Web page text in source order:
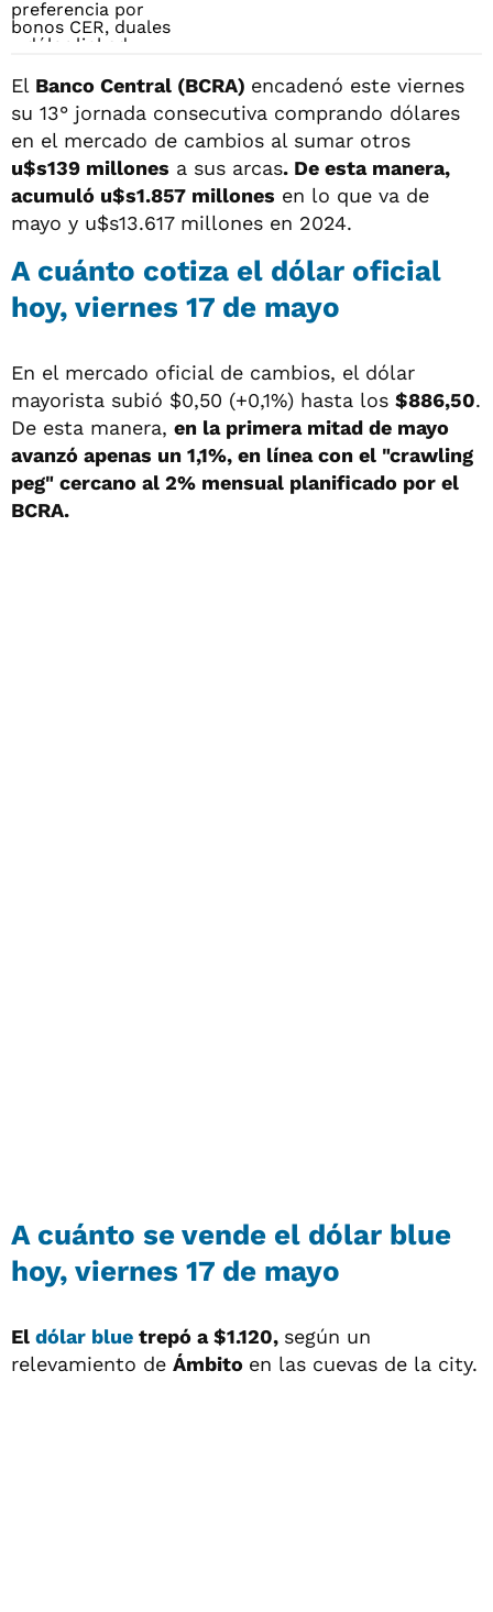
El Banco Central (BCRA) encadenó este viernes
su 13° jornada consecutiva comprando dólares
en el mercado de cambios al sumar otros
u$s139 millones a sus arcas. De esta manera,
acumuló u$s1.857 millones en lo que va de
mayo y u$s13.617 millones en 2024.
A cuánto cotiza el dólar oficial
hoy, viernes 17 de mayo
En el mercado oficial de cambios, el dólar
mayorista subió $0,50 (+0,1%) hasta los $886,50.
De esta manera, en la primera mitad de mayo
avanzó apenas un 1,1%, en línea con el "crawling
peg" cercano al 2% mensual planificado por el
BCRA.
A cuánto se vende el dólar blue
hoy, viernes 17 de mayo
El dólar blue trepó a $1.120, según un
relevamiento de Ámbito en las cuevas de la city.